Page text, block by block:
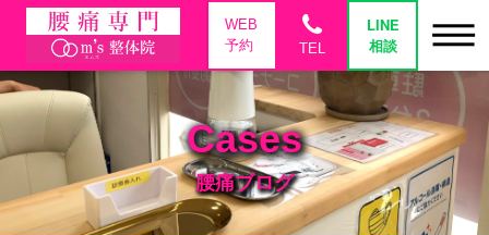
WEB
予約
phone
TEL
LINE
相談
Cases
腰痛ブログ